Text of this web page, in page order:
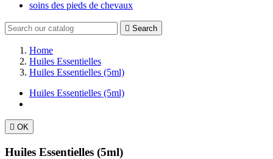
soins des pieds de chevaux
 Search
Home
Huiles Essentielles
Huiles Essentielles (5ml)
Huiles Essentielles (5ml)
 OK
Huiles Essentielles (5ml)